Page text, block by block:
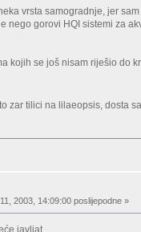
vrsta samogradnje, jer
nego gorovi HQI sistemi za
kojih se još nisam riješio do
zar tilici na lilaeopsis, dosta
2003, 14:09:00 poslijepodne »
javljat